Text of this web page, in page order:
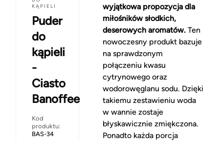
KĄPIELI
Puder
do
kąpieli
-
Ciasto
Banoffee
Kod
produktu:
BAS-34
wyjątkowa propozycja dla
miłośników słodkich,
deserowych aromatów.Ten
nowoczesny produkt bazuje
na sprawdzonym
połączeniu kwasu
cytrynowego oraz
wodorowęglanu sodu. Dzięki
takiemu zestawieniu woda
w wannie zostaje
błyskawicznie zmiękczona.
Ponadto każda porcja